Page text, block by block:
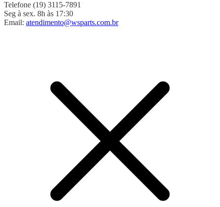
Telefone (19) 3115-7891
Seg à sex. 8h às 17:30
Email: atendimento@wsparts.com.br